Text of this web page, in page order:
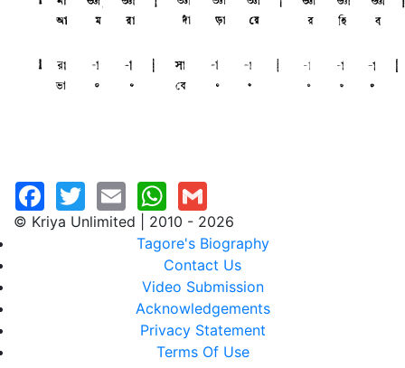
© Kriya Unlimited | 2010 - 2026
Tagore's Biography
Contact Us
Video Submission
Acknowledgements
Privacy Statement
Terms Of Use